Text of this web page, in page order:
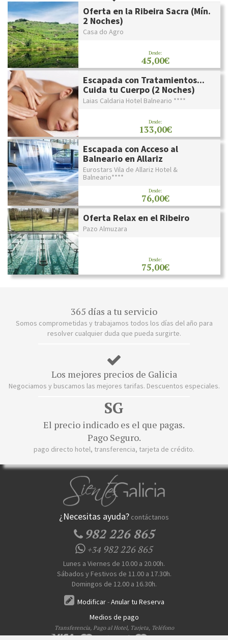
Oferta en la Ribeira Sacra (Mín.
2 Noches)
Casa do Agro
Desde:
45,00€
Escapada con Tratamientos...
Cuida tu Cuerpo (2 Noches)
Laias Caldaria Hotel Balneario ****
Desde:
133,00€
Escapada con Acceso al
Balneario en Allariz
Eurostars Vila de Allariz Hotel &
Balneario****
Desde:
76,00€
Oferta Relax en el Ribeiro
Pazo Almuzara
Desde:
75,00€
365 días a tu servicio
Somos comprometidas y trabajamos todos los días del año para
resolver cualquier duda que pueda surgirte.
Los mejores precios de Galicia
Negociamos y buscamos las mejores tarifas. Descuentos especiales.
SG
El precio indicado es el que pagas.
Pago Seguro.
pago directo hotel, transferencia, tarjeta de crédito.
¿Necesitas ayuda? contáctanos
982 226 865
+34982 226 865
Lunes a Viernes de 10.00 a 20.00h.
Sábados y Festivos de 11.00 a 17.30h.
Domingos de 12.00 a 16.30h.
Modificar-Anular tu Reserva
Medios de pago
Transferencia, Pago al Hotel, Tarjeta, Teléfono